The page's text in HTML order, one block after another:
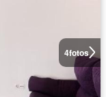
4fotos